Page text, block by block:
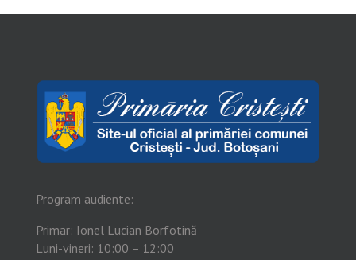
Program audiente:
Primar: Ionel Lucian Borfotină
Luni-vineri: 10:00 – 12:00